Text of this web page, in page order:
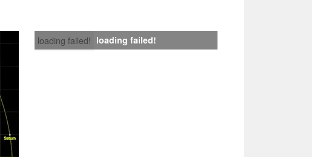
loading failed! loading failed!